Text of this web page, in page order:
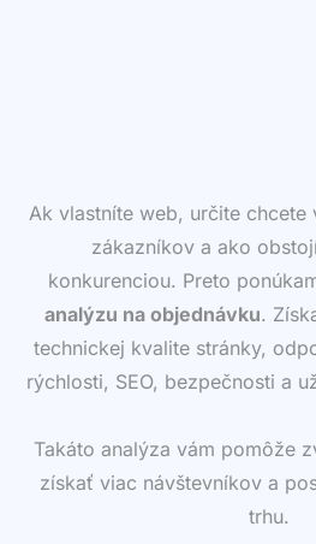
Ak vlastníte web, určite
zákazníkov a ako
konkurenciou. Preto
analýzu na objednávku.
technickej kvalite stránky,
rýchlosti, SEO, bezpečnosti a
Takáto analýza vám pomôže
získať viac návštevníkov a
trhu.